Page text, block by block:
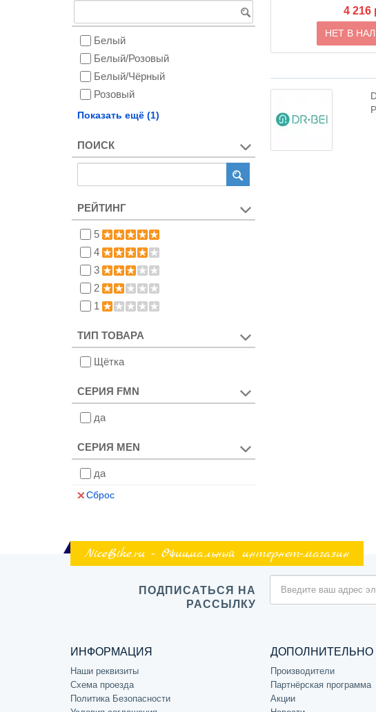
Белый
Белый/Розовый
Белый/Чёрный
Розовый
Синий
Показать ещё (1)
ПОИСК
РЕЙТИНГ
5
4
3
2
1
ТИП ТОВАРА
Щётка
СЕРИЯ FMN
да
СЕРИЯ MEN
да
Сброс
4 216
НЕТ В
NiceBike.ru - Официальный интернет-магазин
ПОДПИСАТЬСЯ НА
РАССЫЛКУ
ИНФОРМАЦИЯ
Наши реквизиты
Схема проезда
Политика Безопасности
ДОПОЛНИТЕЛЬНО
Производители
Партнёрская программа
Акции